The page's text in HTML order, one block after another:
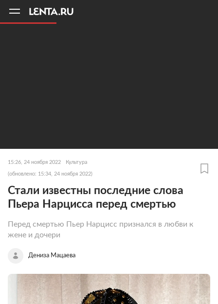
15:26, 24 ноября 2022 Культура
(обновлено: 15:34, 24 ноября 2022)
Стали известны последние слова
Пьера Нарцисса перед смертью
Перед смертью Пьер Нарцисс признался в любви к
жене и дочери
Дениза Мацаева